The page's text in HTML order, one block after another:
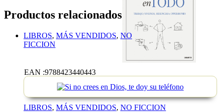
EAN :9788423440443
Productos relacionados
LIBROS, MÁS VENDIDOS, NO
FICCION
te
LIBROS, MÁS VENDIDOS, NO FICCION